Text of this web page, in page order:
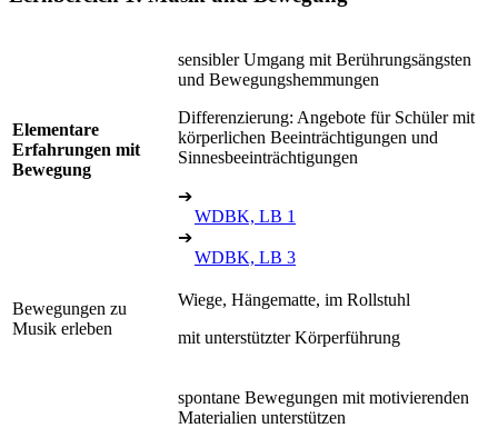
Elementare
Erfahrungen mit
Bewegung
sensibler Umgang mit Berührungsängsten
und Bewegungshemmungen
Differenzierung: Angebote für Schüler mit
körperlichen Beeinträchtigungen und
Sinnesbeeinträchtigungen
➔
WDBK, LB 1
➔
WDBK, LB 3
Bewegungen zu
Musik erleben
Wiege, Hängematte, im Rollstuhl
mit unterstützter Körperführung
spontane Bewegungen mit motivierenden
Materialien unterstützen